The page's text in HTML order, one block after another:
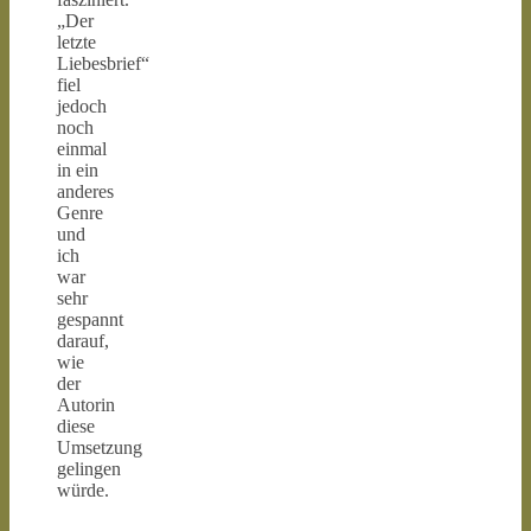
„Der
letzte
Liebesbrief“
fiel
jedoch
noch
einmal
in ein
anderes
Genre
und
ich
war
sehr
gespannt
darauf,
wie
der
Autorin
diese
Umsetzung
gelingen
würde.